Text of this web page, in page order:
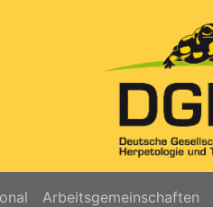
Arbeitsgemeinschaften